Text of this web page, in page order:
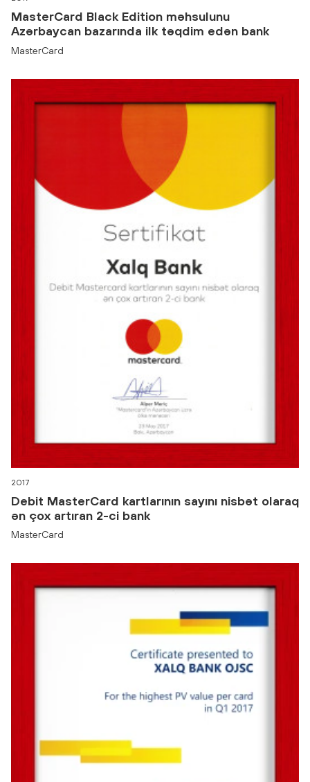
MasterCard Black Edition məhsulunu
Azərbaycan bazarında ilk təqdim edən bank
MasterCard
2017
Debit MasterCard kartlarının sayını nisbət olaraq
ən çox artıran 2-ci bank
MasterCard